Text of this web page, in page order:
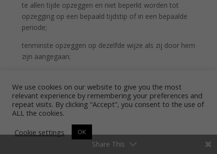
te allen tijde opzeggen en niet beperkt worden tot
opzegging op een bepaald tijdstip of in een bepaalde
periode;
tenminste opzeggen op dezelfde wijze als zij door hem
zijn aangegaan;
ondernemer voor zichzelf heeft bedongen.
Verlenging
aangegaan en die strekt tot het geregeld afleveren van
producten (elektriciteit daaronder begrepen) of
We use cookies on our website to give you the most
relevant experience by remembering your preferences and
repeat visits. By clicking “Accept”, you consent to the use of
ALL the cookies.
Cookie settings
OK
Share This